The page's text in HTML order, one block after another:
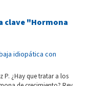
clave "Hormona
idiopática con
P. ¿Hay que tratar a los